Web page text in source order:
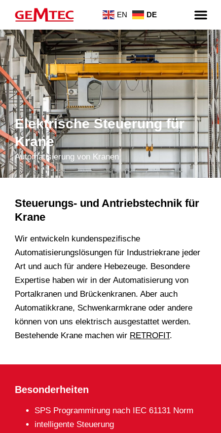
EN DE
Elektrische Steuerung für
Krane
Automatisierung von Kranen
Steuerungs- und Antriebstechnik für
Krane
Wir entwickeln kundenspezifische
Automatisierungslösungen für Industriekrane jeder
Art und auch für andere Hebezeuge. Besondere
Expertise haben wir in der Automatisierung von
Portalkranen und Brückenkranen. Aber auch
Automatikkrane, Schwenkarmkrane oder andere
können von uns elektrisch ausgestattet werden.
Bestehende Krane machen wir RETROFIT.
Besonderheiten
SPS Programmirung nach IEC 61131 Norm
intelligente Steuerung